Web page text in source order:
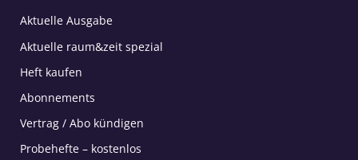
Aktuelle Ausgabe
Aktuelle raum&zeit spezial
Heft kaufen
Abonnements
Vertrag / Abo kündigen
Probehefte – kostenlos